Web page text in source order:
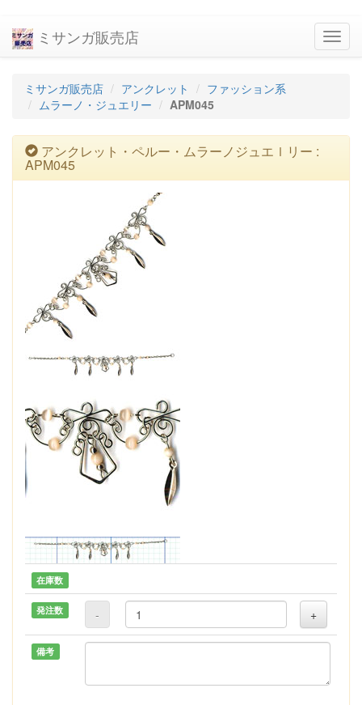
ミサンガ販売店
ミサンガ販売店 アンクレット
ファッション系
ムラーノ・ジュエリー
APM045
アンクレット・ペルー・ムラーノジュエｌリー :
APM045
在庫数
発注数 - +
備考